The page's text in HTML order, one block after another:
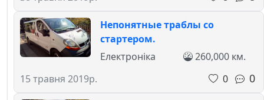
Непонятные траблы со
стартером.
15 травня 2019р.
Електроніка
260,000 км.
0
0